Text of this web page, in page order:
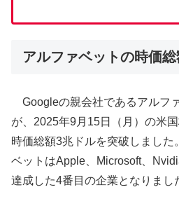
アルファベットの時価
Googleの親会社であるアルフ
が、2025年9月15日（月）の米
時価総額3兆ドルを突破しました
ベットはApple、Microsoft、
達成した4番目の企業となりまし